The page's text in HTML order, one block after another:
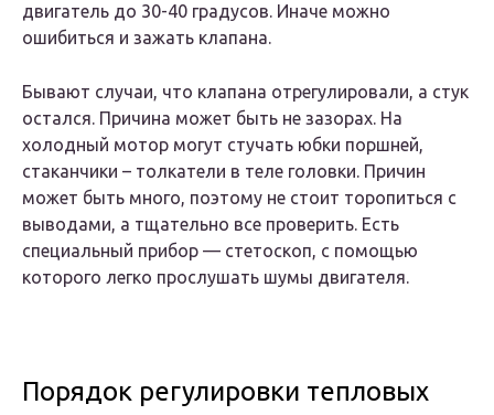
двигатель до 30-40 градусов. Иначе можно
ошибиться и зажать клапана.
Бывают случаи, что клапана отрегулировали, а стук
остался. Причина может быть не зазорах. На
холодный мотор могут стучать юбки поршней,
стаканчики – толкатели в теле головки. Причин
может быть много, поэтому не стоит торопиться с
выводами, а тщательно все проверить. Есть
специальный прибор — стетоскоп, с помощью
которого легко прослушать шумы двигателя.
Порядок регулировки тепловых